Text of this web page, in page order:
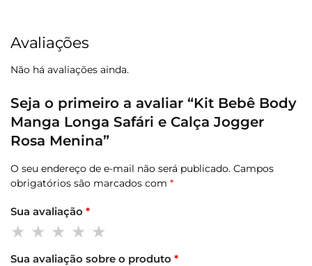
Avaliações
Não há avaliações ainda.
Seja o primeiro a avaliar “Kit Bebê Body
Manga Longa Safári e Calça Jogger
Rosa Menina”
O seu endereço de e-mail não será publicado. Campos
obrigatórios são marcados com *
Sua avaliação *
Sua avaliação sobre o produto *